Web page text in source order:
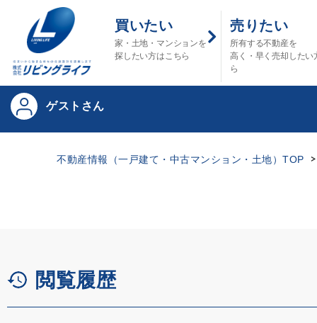
買いたい
家・土地・マンションを
探したい方はこちら
売りたい
所有する不動産を
高く・早く売却したい
ら
ゲストさん
不動産情報（一戸建て・中古マンション・土地）TOP
閲覧履歴